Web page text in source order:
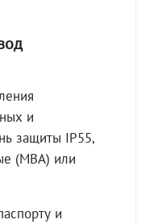
и
защиты IP55,
(МВА) или
и